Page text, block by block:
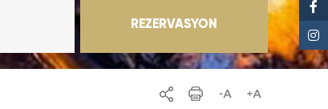
REZERVASYON